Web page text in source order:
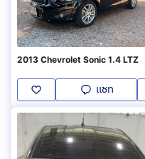
2013 Chevrolet Sonic 1.4 LTZ
แชท